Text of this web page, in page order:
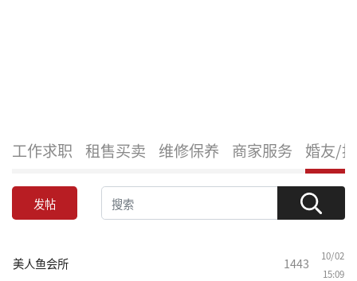
工作求职 租售买卖 维修保养 商家服务 婚友/
发帖
美人鱼会所 1443
10/02
15:09